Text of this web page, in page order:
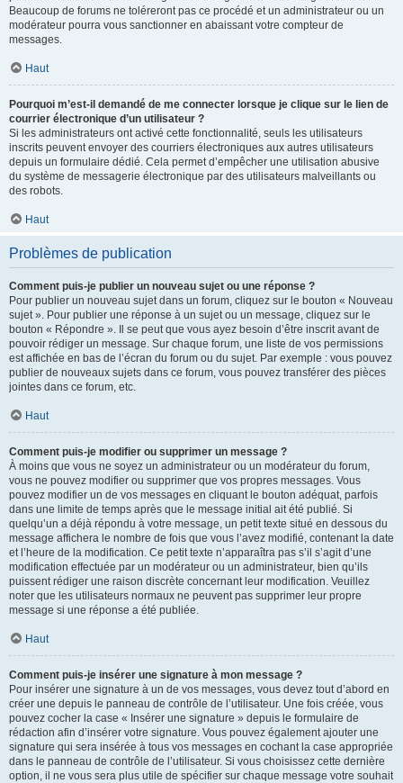
Beaucoup de forums ne toléreront pas ce procédé et un administrateur ou un
modérateur pourra vous sanctionner en abaissant votre compteur de
messages.
Haut
Pourquoi m’est-il demandé de me connecter lorsque je clique sur le lien de
courrier électronique d’un utilisateur ?
Si les administrateurs ont activé cette fonctionnalité, seuls les utilisateurs
inscrits peuvent envoyer des courriers électroniques aux autres utilisateurs
depuis un formulaire dédié. Cela permet d’empêcher une utilisation abusive
du système de messagerie électronique par des utilisateurs malveillants ou
des robots.
Haut
Problèmes de publication
Comment puis-je publier un nouveau sujet ou une réponse ?
Pour publier un nouveau sujet dans un forum, cliquez sur le bouton « Nouveau
sujet ». Pour publier une réponse à un sujet ou un message, cliquez sur le
bouton « Répondre ». Il se peut que vous ayez besoin d’être inscrit avant de
pouvoir rédiger un message. Sur chaque forum, une liste de vos permissions
est affichée en bas de l’écran du forum ou du sujet. Par exemple : vous pouvez
publier de nouveaux sujets dans ce forum, vous pouvez transférer des pièces
jointes dans ce forum, etc.
Haut
Comment puis-je modifier ou supprimer un message ?
À moins que vous ne soyez un administrateur ou un modérateur du forum,
vous ne pouvez modifier ou supprimer que vos propres messages. Vous
pouvez modifier un de vos messages en cliquant le bouton adéquat, parfois
dans une limite de temps après que le message initial ait été publié. Si
quelqu’un a déjà répondu à votre message, un petit texte situé en dessous du
message affichera le nombre de fois que vous l’avez modifié, contenant la date
et l’heure de la modification. Ce petit texte n’apparaîtra pas s’il s’agit d’une
modification effectuée par un modérateur ou un administrateur, bien qu’ils
puissent rédiger une raison discrète concernant leur modification. Veuillez
noter que les utilisateurs normaux ne peuvent pas supprimer leur propre
message si une réponse a été publiée.
Haut
Comment puis-je insérer une signature à mon message ?
Pour insérer une signature à un de vos messages, vous devez tout d’abord en
créer une depuis le panneau de contrôle de l’utilisateur. Une fois créée, vous
pouvez cocher la case « Insérer une signature » depuis le formulaire de
rédaction afin d’insérer votre signature. Vous pouvez également ajouter une
signature qui sera insérée à tous vos messages en cochant la case appropriée
dans le panneau de contrôle de l’utilisateur. Si vous choisissez cette dernière
option, il ne vous sera plus utile de spécifier sur chaque message votre souhait